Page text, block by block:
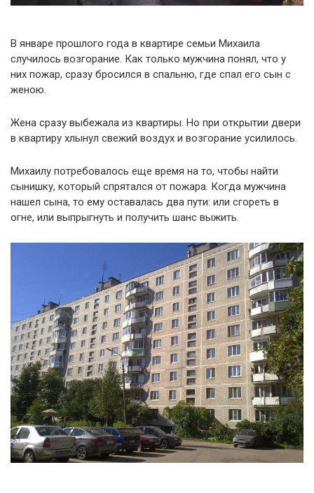
В январе прошлого года в квартире семьи Михаила
случилось возгорание. Как только мужчина понял, что у
них пожар, сразу бросился в спальню, где спал его сын с
женою.
Жена сразу выбежала из квартиры. Но при открытии двери
в квартиру хлынул свежий воздух и возгорание усилилось.
Михаилу потребовалось еще время на то, чтобы найти
сынишку, который спрятался от пожара. Когда мужчина
нашел сына, то ему оставалась два пути: или сгореть в
огне, или выпрыгнуть и получить шанс выжить.